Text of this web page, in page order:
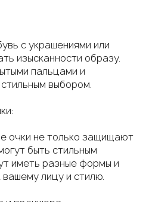
с украшениями или
изысканности образу.
пальцами и
выбором.
очки не только защищают
быть стильным
иметь разные формы и
лицу и стилю.